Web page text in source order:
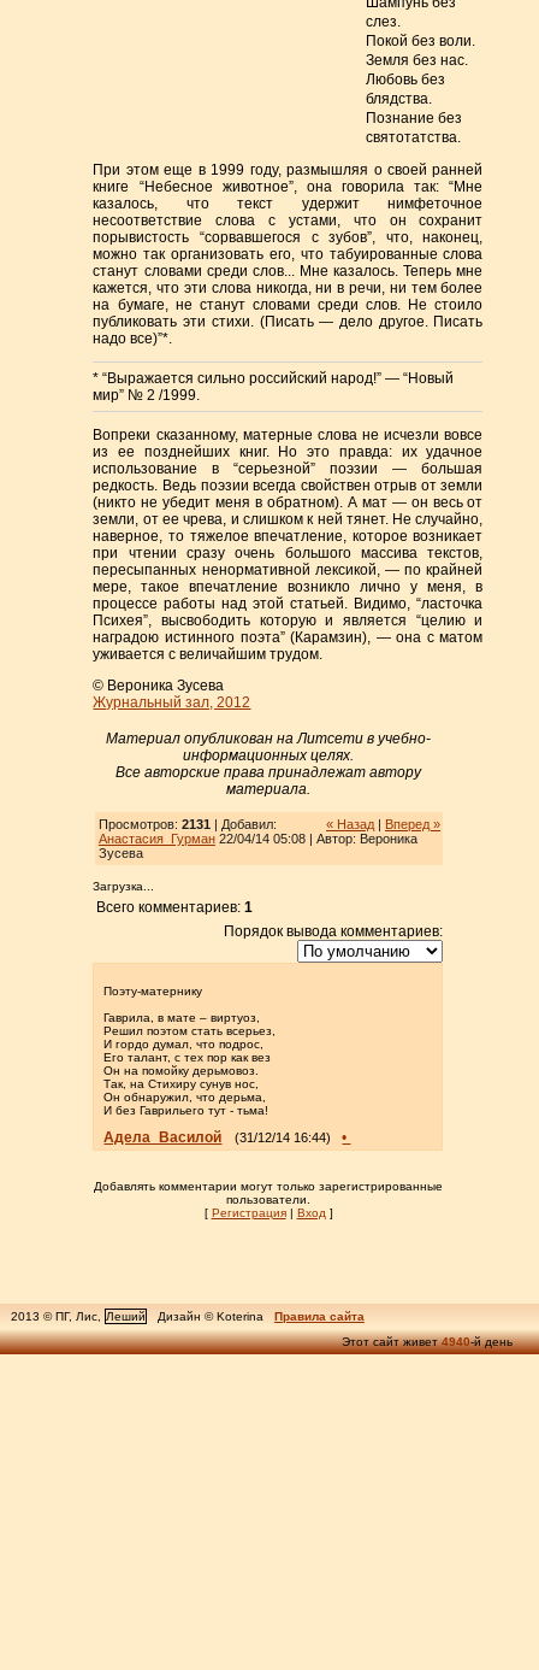
слез.
Покой без воли.
Земля без нас.
Любовь без
блядства.
Познание без
святотатства.
При этом еще в 1999 году, размышляя о своей ранней
книге “Небесное животное”, она говорила так: “Мне
казалось, что текст удержит нимфеточное
несоответствие слова с устами, что он сохранит
порывистость “сорвавшегося с зубов”, что, наконец,
можно так организовать его, что табуированные слова
станут словами среди слов... Мне казалось. Теперь мне
кажется, что эти слова никогда, ни в речи, ни тем более
на бумаге, не станут словами среди слов. Не стоило
публиковать эти стихи. (Писать — дело другое. Писать
надо все)”*.
* “Выражается сильно российский народ!” — “Новый
мир” № 2 /1999.
Вопреки сказанному, матерные слова не исчезли вовсе
из ее позднейших книг. Но это правда: их удачное
использование в “серьезной” поэзии — большая
редкость. Ведь поэзии всегда свойствен отрыв от земли
(никто не убедит меня в обратном). А мат — он весь от
земли, от ее чрева, и слишком к ней тянет. Не случайно,
наверное, то тяжелое впечатление, которое возникает
при чтении сразу очень большого массива текстов,
пересыпанных ненормативной лексикой, — по крайней
мере, такое впечатление возникло лично у меня, в
процессе работы над этой статьей. Видимо, “ласточка
Психея”, высвободить которую и является “целию и
наградою истинного поэта” (Карамзин), — она с матом
уживается с величайшим трудом.
© Вероника Зусева
Журнальный зал, 2012
Материал опубликован на Литсети в учебно-
информационных целях.
Все авторские права принадлежат автору
материала.
« Назад | Вперед »
Просмотров: 2131| Добавил:
Анастасия_Гурман22/04/14 05:08 | Автор: Вероника
Зусева
Загрузка...
Всего комментариев:1
Порядок вывода комментариев:
Поэту-матернику
Гаврила, в мате – виртуоз,
Решил поэтом стать всерьез,
И гордо думал, что подрос,
Его талант, с тех пор как вез
Он на помойку дерьмовоз.
Так, на Стихиру сунув нос,
Он обнаружил, что дерьма,
И без Гаврильего тут - тьма!
Адела_Василой (31/12/14 16:44) •
Добавлять комментарии могут только зарегистрированные
пользователи.
[ Регистрация| Вход ]
2013 © ПГ, Лис, Леший Дизайн © Koterina
Правила сайта
Этот сайт живет4940-й день